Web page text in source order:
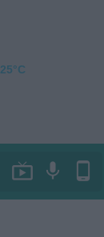
25°C
live_tv mic phone_android